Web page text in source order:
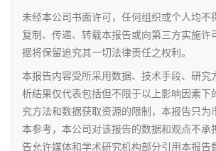
未经本公司书面许可，任何组织或个人均不
复制、传递、转载本报告或向第三方实施许
据将保留追究其一切法律责任之权利。
本报告内容受所采用数据、技术手段、研究
析结果仅代表包括但不限于以上影响因素下
究方法和数据获取资源的限制，本报告只为
本参考，本公司对该报告的数据和观点不承
告允许媒体和学术研究机构部分引用本报告